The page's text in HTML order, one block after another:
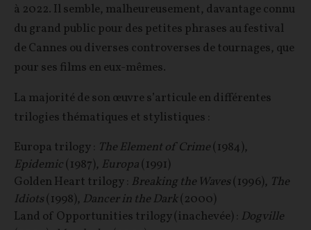
à 2022. Il semble, malheureusement, davantage connu
du grand public pour des petites phrases au festival
de Cannes ou diverses controverses de tournages, que
pour ses films en eux-mêmes.
La majorité de son œuvre s’articule en différentes
trilogies thématiques et stylistiques :
Europa trilogy : The Element of Crime(1984),
Epidemic(1987), Europa(1991)
Golden Heart trilogy : Breaking the Waves(1996), The
Idiots(1998), Dancer in the Dark(2000)
Land of Opportunities trilogy (inachevée) : Dogville